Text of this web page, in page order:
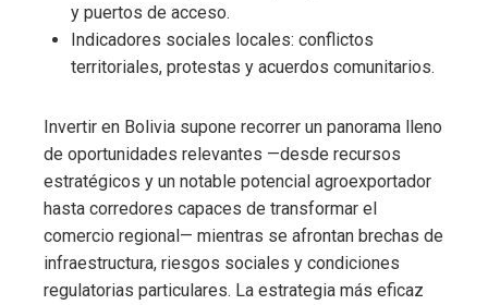
y puertos de acceso.
Indicadores sociales locales: conflictos
territoriales, protestas y acuerdos comunitarios.
Invertir en Bolivia supone recorrer un panorama lleno
de oportunidades relevantes —desde recursos
estratégicos y un notable potencial agroexportador
hasta corredores capaces de transformar el
comercio regional— mientras se afrontan brechas de
infraestructura, riesgos sociales y condiciones
regulatorias particulares. La estrategia más eficaz